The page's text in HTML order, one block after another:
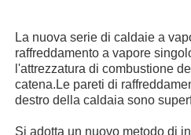
La nuova serie di caldaie a
raffreddamento a vapore
l'attrezzatura di combustione
catena.Le pareti di
destro della caldaia sono
Si adotta un nuovo metodo di